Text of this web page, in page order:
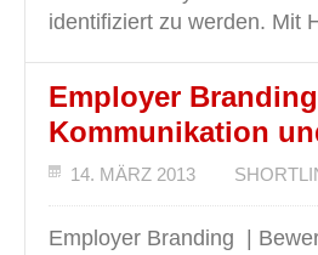
identifiziert zu werden. Mit
Employer
Kommunikation
14. MÄRZ 2013
Employer Branding |